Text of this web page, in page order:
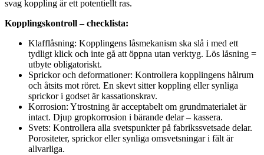
svag koppling är ett potentiellt ras.
Kopplingskontroll – checklista:
Klafflåsning: Kopplingens låsmekanism ska slå i med ett
tydligt klick och inte gå att öppna utan verktyg. Lös låsning =
utbyte obligatoriskt.
Sprickor och deformationer: Kontrollera kopplingens hålrum
och åtsits mot röret. En skevt sitter koppling eller synliga
sprickor i godset är kassationskrav.
Korrosion: Ytrostning är acceptabelt om grundmaterialet är
intact. Djup gropkorrosion i bärande delar – kassera.
Svets: Kontrollera alla svetspunkter på fabrikssvetsade delar.
Porositeter, sprickor eller synliga omsvetsningar i fält är
allvarliga.